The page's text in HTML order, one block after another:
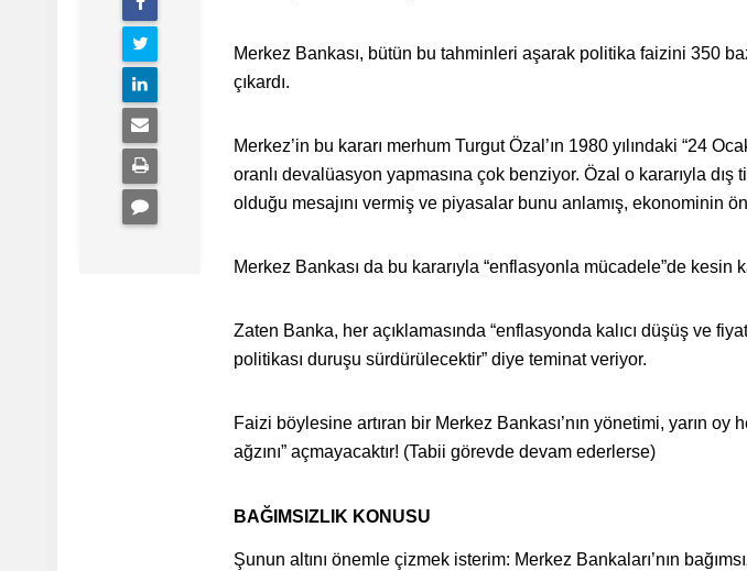
Merkez Bankası, bütün bu tahminleri aşarak politika faizini 350
çıkardı.
Merkez’in bu kararı merhum Turgut Özal’ın 1980 yılındaki “24
oranlı devalüasyon yapmasına çok benziyor. Özal o kararıyla
olduğu mesajını vermiş ve piyasalar bunu anlamış, ekonominin
Merkez Bankası da bu kararıyla “enflasyonla mücadele”de kesin
Zaten Banka, her açıklamasında “enflasyonda kalıcı düşüş ve
politikası duruşu sürdürülecektir” diye teminat veriyor.
Faizi böylesine artıran bir Merkez Bankası’nın yönetimi, yarın oy
ağzını” açmayacaktır! (Tabii görevde devam ederlerse)
BAĞIMSIZLIK KONUSU
Şunun altını önemle çizmek isterim: Merkez Bankaları’nın